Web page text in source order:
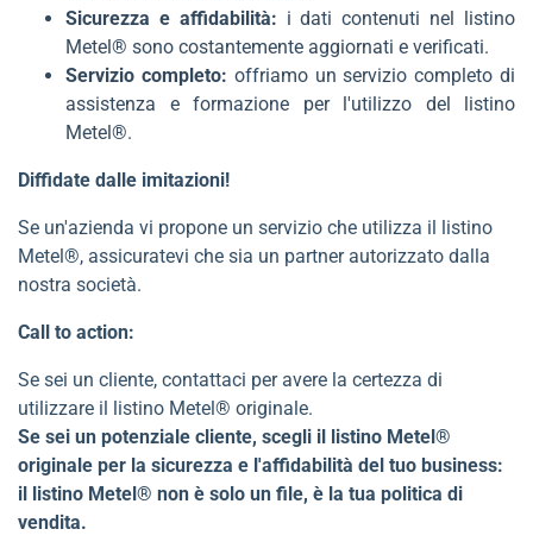
Sicurezza e affidabilità: i dati contenuti nel listino
Metel® sono costantemente aggiornati e verificati.
Servizio completo: offriamo un servizio completo di
assistenza e formazione per l'utilizzo del listino
Metel®.
Diffidate dalle imitazioni!
Se un'azienda vi propone un servizio che utilizza il listino
Metel®, assicuratevi che sia un partner autorizzato dalla
nostra società.
Call to action:
Se sei un cliente, contattaci per avere la certezza di
utilizzare il listino Metel® originale.
Se sei un potenziale cliente, scegli il listino Metel®
originale per la sicurezza e l'affidabilità del tuo business:
il listino Metel® non è solo un file, è la tua politica di
vendita.